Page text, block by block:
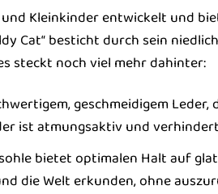
Kleinkinder entwickelt und
Cat“ besticht durch sein
steckt noch viel mehr dahinter:
geschmeidigem
ist atmungsaktiv und
bietet optimalen Halt auf
die Welt erkunden, ohne